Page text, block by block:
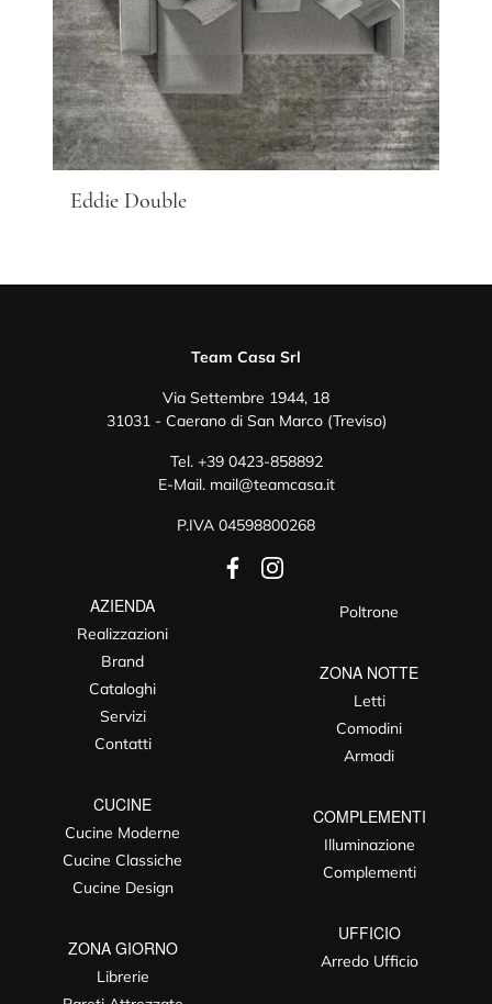
Eddie Double
Team Casa Srl
Via Settembre 1944, 18
31031 - Caerano di San Marco (Treviso)
Tel. +39 0423-858892
E-Mail. mail@teamcasa.it
P.IVA 04598800268
AZIENDA
Realizzazioni
Brand
Cataloghi
Servizi
Contatti
CUCINE
Cucine Moderne
Cucine Classiche
Cucine Design
ZONA GIORNO
Librerie
Poltrone
ZONA NOTTE
Letti
Comodini
Armadi
COMPLEMENTI
Illuminazione
Complementi
UFFICIO
Arredo Ufficio